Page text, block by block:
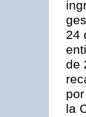
24
de
la